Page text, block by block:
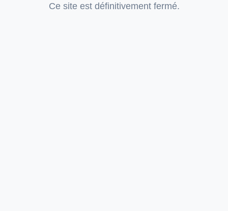
Ce site est définitivement fermé.